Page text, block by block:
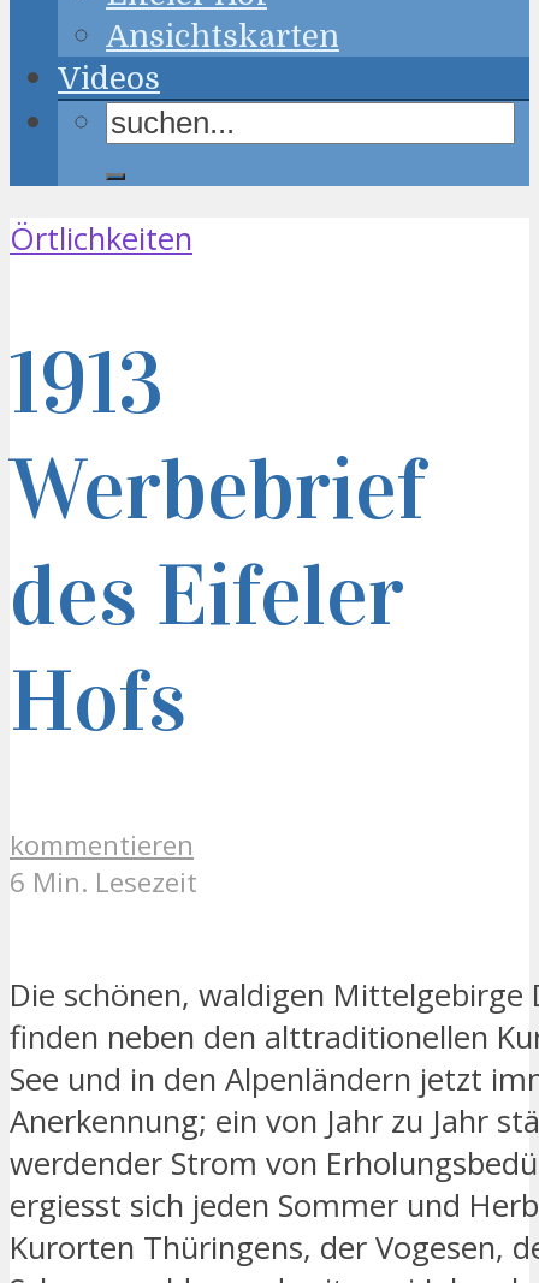
Ansichtskarten
Videos
Örtlichkeiten
1913
Werbebrief
des Eifeler
Hofs
kommentieren
6 Min. Lesezeit
Die schönen, waldigen Mittelgebirge
finden neben den alttraditionellen
See und in den Alpenländern jetzt
Anerkennung; ein von Jahr zu Jahr
werdender Strom von
ergiesst sich jeden Sommer und
Kurorten Thüringens, der Vogesen,